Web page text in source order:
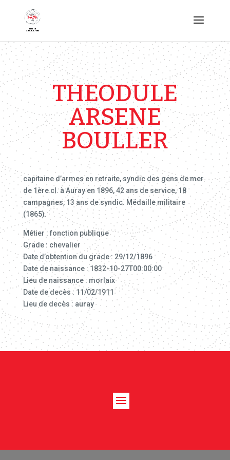
THEODULE
ARSENE
BOULLER
capitaine d’armes en retraite, syndic des gens de mer
de 1ère cl. à Auray en 1896, 42 ans de service, 18
campagnes, 13 ans de syndic. Médaille militaire
(1865).
Métier : fonction publique
Grade : chevalier
Date d’obtention du grade : 29/12/1896
Date de naissance : 1832-10-27T00:00:00
Lieu de naissance : morlaix
Date de decès : 11/02/1911
Lieu de decès : auray